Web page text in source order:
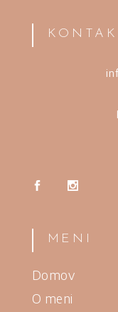
MENI
Domov
O meni